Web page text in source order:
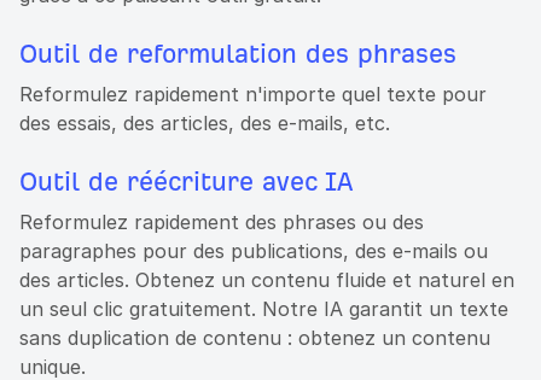
Outil de reformulation des phrases
Reformulez rapidement n'importe quel texte pour
des essais, des articles, des e-mails, etc.
Outil de réécriture avec IA
Reformulez rapidement des phrases ou des
paragraphes pour des publications, des e-mails ou
des articles. Obtenez un contenu fluide et naturel en
un seul clic gratuitement. Notre IA garantit un texte
sans duplication de contenu : obtenez un contenu
unique.